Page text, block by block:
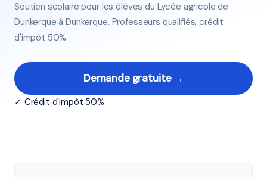
Soutien scolaire pour les élèves du Lycée agricole de
Dunkerque à Dunkerque. Professeurs qualifiés, crédit
d'impôt 50%.
Demande gratuite →
✓ Crédit d'impôt 50%